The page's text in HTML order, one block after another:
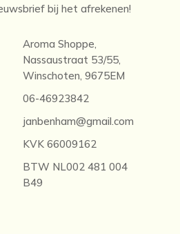
bij het afrekenen!
Aroma Shoppe,
Nassaustraat 53/55,
Winschoten, 9675EM
06-46923842
janbenham@gmail.com
KVK 66009162
BTW NL002 481 004
B49